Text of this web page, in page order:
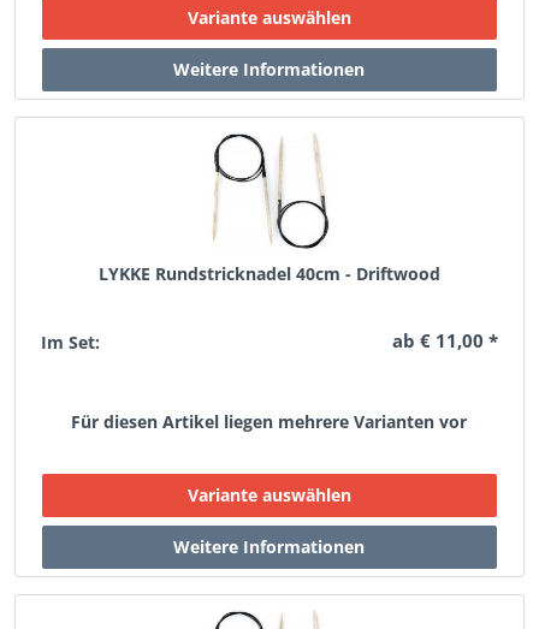
LYKKE Rundstricknadel 40cm - Driftwood
Im Set: ab € 11,00 *
Für diesen Artikel liegen mehrere Varianten vor